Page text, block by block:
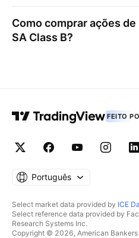
Como comprar ações de
SA Class B?
FEITO
Português
Select market data provided by ICE
Select reference data provided by
Research Systems Inc.
Copyright © 2026, American Bankers